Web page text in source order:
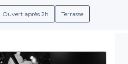
Ouvert après 2h Terrasse